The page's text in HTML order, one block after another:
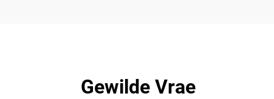
Gewilde Vrae